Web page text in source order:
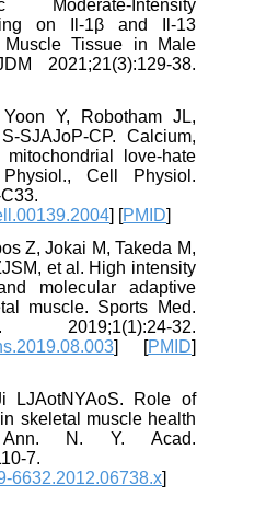
Moderate-Intensity
on Il-1β and Il-13
Muscle Tissue in Male
2021;21(3):129-38.
Yoon Y, Robotham JL,
SJAJoP-CP. Calcium,
mitochondrial love-hate
Physiol., Cell Physiol.
C33.
] [PMID
Z, Jokai M, Takeda M,
et al. High intensity
molecular adaptive
muscle. Sports Med.
32.
] [PMID
LJAotNYAoS. Role of
in skeletal muscle health
Ann. N. Y. Acad.
7.
6632.2012.06738.x